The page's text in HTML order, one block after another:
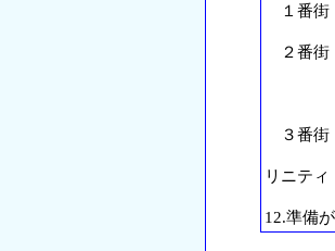
１番街
ト
２番街
ホ
屋
屋根
３番街
不思
リニティ
３番
12.準備